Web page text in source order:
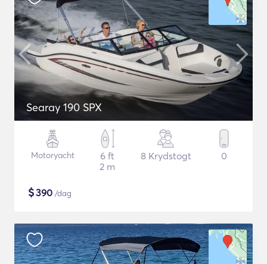
Searay 190 SPX
Motoryacht
6 ft
2 m
8 Krydstogt 0
$390 /dag